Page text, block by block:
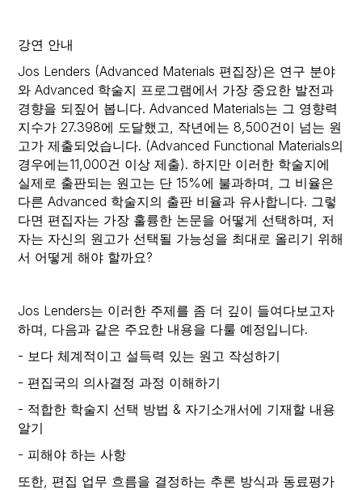
강연 안내
Jos Lenders (Advanced Materials 편집장)은 연구 분야
와 Advanced 학술지 프로그램에서 가장 중요한 발전과
경향을 되짚어 봅니다. Advanced Materials는 그 영향력
지수가 27.398에 도달했고, 작년에는 8,500건이 넘는 원
고가 제출되었습니다. (Advanced Functional Materials의
경우에는11,000건 이상 제출). 하지만 이러한 학술지에
실제로 출판되는 원고는 단 15%에 불과하며, 그 비율은
다른 Advanced 학술지의 출판 비율과 유사합니다. 그렇
다면 편집자는 가장 훌륭한 논문을 어떻게 선택하며, 저
자는 자신의 원고가 선택될 가능성을 최대로 올리기 위해
서 어떻게 해야 할까요?
Jos Lenders는 이러한 주제를 좀 더 깊이 들여다보고자
하며, 다음과 같은 주요한 내용을 다룰 예정입니다.
- 보다 체계적이고 설득력 있는 원고 작성하기
- 편집국의 의사결정 과정 이해하기
- 적합한 학술지 선택 방법 & 자기소개서에 기재할 내용
알기
- 피해야 하는 사항
또한, 편집 업무 흐름을 결정하는 추론 방식과 동료평가